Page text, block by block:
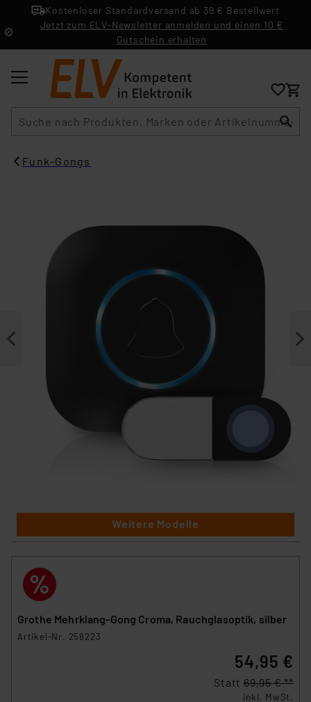
Kostenloser Standardversand ab 39 € Bestellwert
Jetzt zum ELV-Newsletter anmelden und einen 10 €
Gutschein erhalten
Funk-Gongs
Weitere Modelle
Grothe Mehrklang-Gong Croma, Rauchglasoptik, silber
Artikel-Nr. 258223
54,95 €
Statt 69,95 € **
inkl. MwSt.